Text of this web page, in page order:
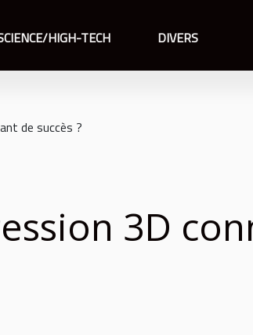
HIGH-TECH DIVERS
de succès ?
3D